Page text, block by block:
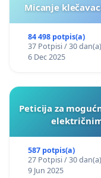
Micanje
84 498 potpis(a)
37 Potpisi / 30 dan(a)
6 Dec 2025
Peticija za
587 potpis(a)
27 Potpisi / 30 dan(a)
9 Jun 2025